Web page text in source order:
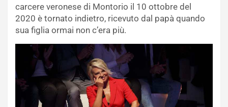
carcere veronese di Montorio il 10 ottobre del
2020 è tornato indietro, ricevuto dal papà quando
sua figlia ormai non c’era più.